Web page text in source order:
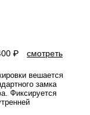
₽
смотреть
вешается
замка
Фиксируется